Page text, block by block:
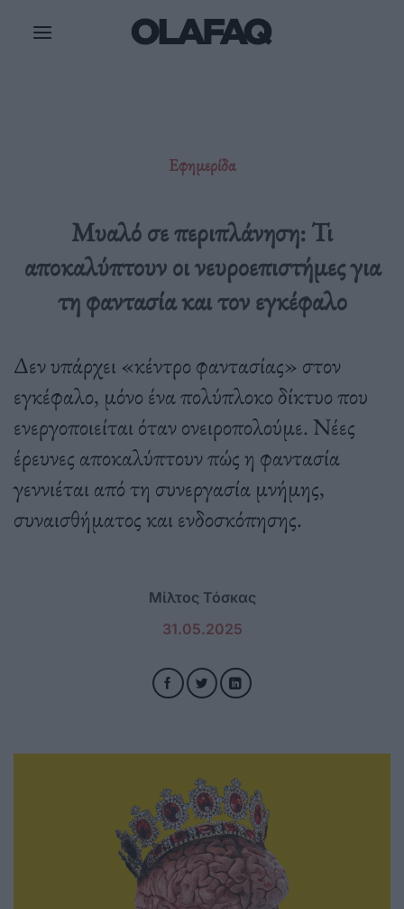
Εφημερίδα
Μυαλό σε περιπλάνηση: Τι
αποκαλύπτουν οι νευροεπιστήμες για
τη φαντασία και τον εγκέφαλο
Δεν υπάρχει «κέντρο φαντασίας» στον
εγκέφαλο, μόνο ένα πολύπλοκο δίκτυο που
ενεργοποιείται όταν ονειροπολούμε. Νέες
έρευνες αποκαλύπτουν πώς η φαντασία
γεννιέται από τη συνεργασία μνήμης,
συναισθήματος και ενδοσκόπησης.
Μίλτος Τόσκας
31.05.2025